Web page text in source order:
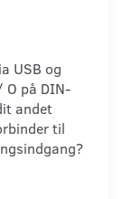
USB og
O på DIN-
andet
til